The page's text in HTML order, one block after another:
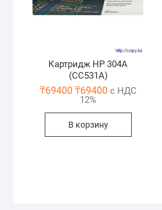
Картридж HP 304A
(CC531A)
₸69400 ₸69400 с НДС
12%
В корзину